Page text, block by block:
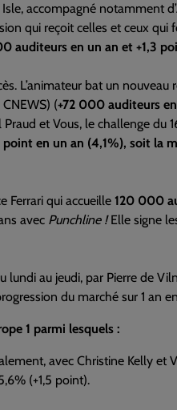
accompagné notamment
qui reçoit celles et ceux
auditeurs en un an et +1,3
L’animateur bat un nouveau
(+72 000 auditeurs
et Vous, le challenge
en un an (4,1%), soit la
Ferrari qui accueille 120 000
avec Punchline !Elle signe
lundi au jeudi, par Pierre de
du marché sur 1 an
1 parmi lesquels :
avec Christine Kelly et
(+1,5 point).